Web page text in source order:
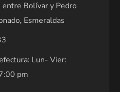
Bolívar y Pedro
Esmeraldas
Lun- Vier:
pm